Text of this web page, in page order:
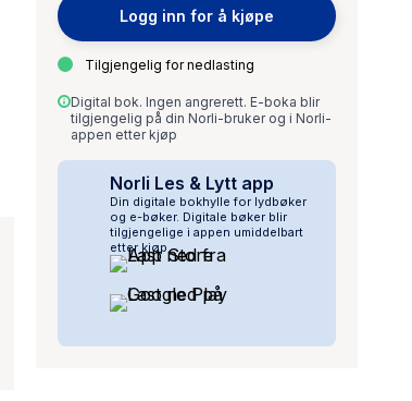
Logg inn for å kjøpe
Tilgjengelig for nedlasting
Digital bok. Ingen angrerett. E-boka blir
tilgjengelig på din Norli-bruker og i Norli-
appen etter kjøp
Norli Les & Lytt app
Din digitale bokhylle for lydbøker
og e-bøker. Digitale bøker blir
tilgjengelige i appen umiddelbart
etter kjøp.